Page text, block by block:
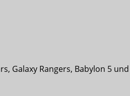
Galaxy Rangers, Babylon 5